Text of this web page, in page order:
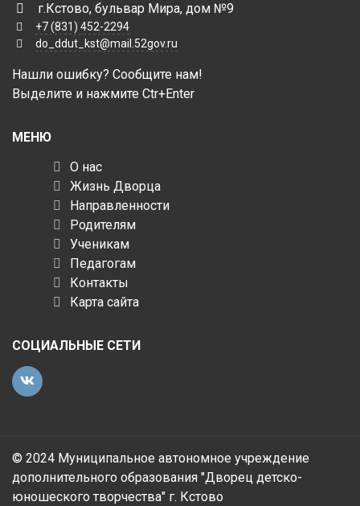
г.Кстово, бульвар Мира, дом №9
+7 (831) 452-2294
do_ddut_kst@mail.52gov.ru
Нашли ошибку? Сообщите нам!
Выделите и нажмите Ctr+Enter
МЕНЮ
О нас
Жизнь Дворца
Направленности
Родителям
Ученикам
Педагогам
Контакты
Карта сайта
СОЦИАЛЬНЫЕ СЕТИ
© 2024 Муниципальное автономное учреждение
дополнительного образования "Дворец детско-
юношеского творчества" г. Кстово